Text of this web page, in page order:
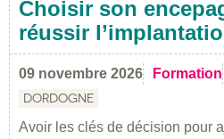
Choisir son
réussir
09 novembre 2026 Formation
DORDOGNE
Avoir les clés de décision pour